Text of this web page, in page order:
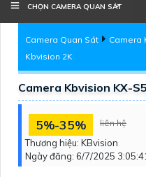
CHỌN CAMERA QUAN SÁT
Camera Quan Sát Camera
Kbvision 2K
Camera Kbvision KX-
5%-35% liên hệ
Thương hiệu: KBvision
Ngày đăng: 6/7/2025